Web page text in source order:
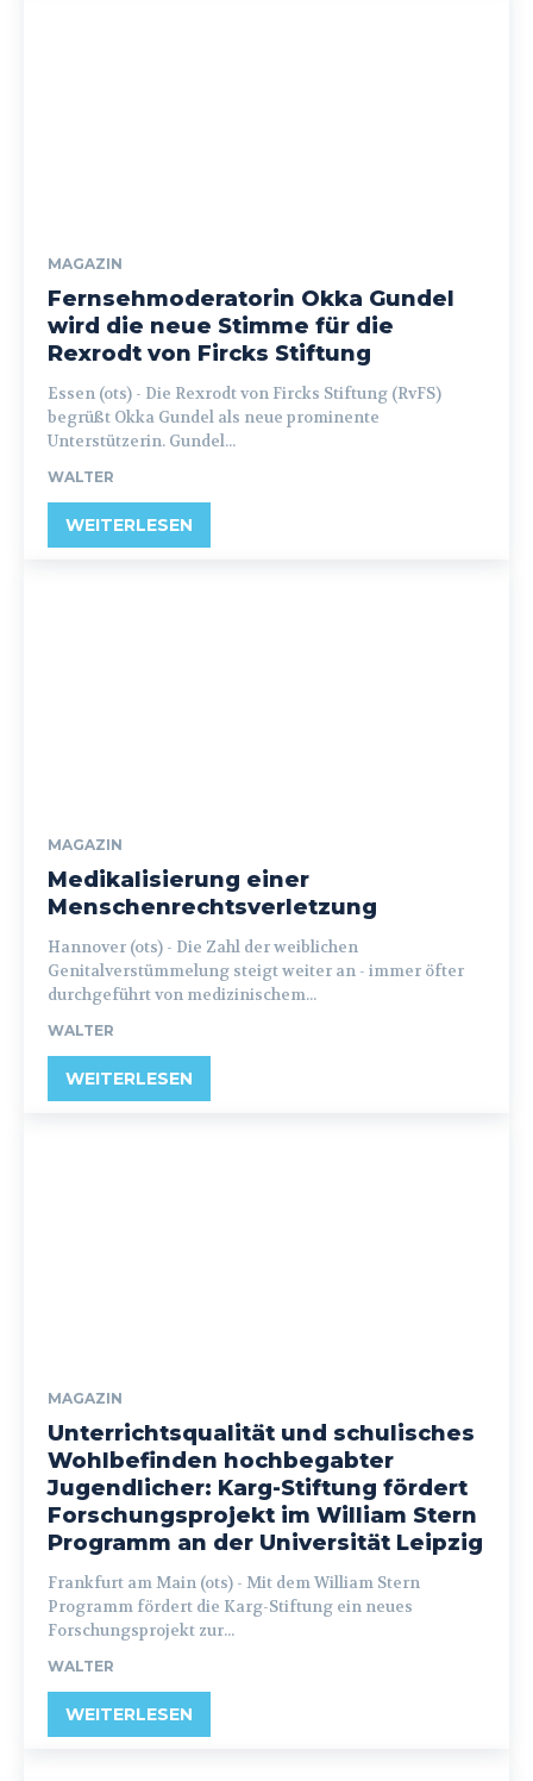
MAGAZIN
Fernsehmoderatorin Okka Gundel
wird die neue Stimme für die
Rexrodt von Fircks Stiftung
Essen (ots) - Die Rexrodt von Fircks Stiftung (RvFS)
begrüßt Okka Gundel als neue prominente
Unterstützerin. Gundel...
WALTER
WEITERLESEN
MAGAZIN
Medikalisierung einer
Menschenrechtsverletzung
Hannover (ots) - Die Zahl der weiblichen
Genitalverstümmelung steigt weiter an - immer öfter
durchgeführt von medizinischem...
WALTER
WEITERLESEN
MAGAZIN
Unterrichtsqualität und schulisches
Wohlbefinden hochbegabter
Jugendlicher: Karg-Stiftung fördert
Forschungsprojekt im William Stern
Programm an der Universität Leipzig
Frankfurt am Main (ots) - Mit dem William Stern
Programm fördert die Karg-Stiftung ein neues
Forschungsprojekt zur...
WALTER
WEITERLESEN